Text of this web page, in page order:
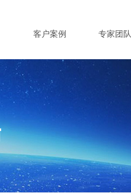
客户案例 专家团队